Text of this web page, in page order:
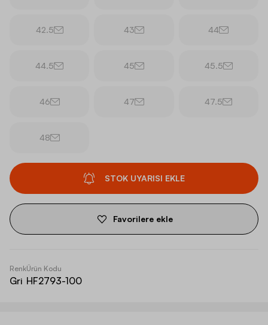
42.5 43 44
44.5 45 45.5
46 47 47.5
48
STOK UYARISI EKLE
Favorilere ekle
Renk
Gri
Ürün Kodu
HF2793-100